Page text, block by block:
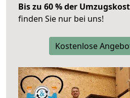
Bis zu 60 % der
finden Sie nur bei uns!
Kostenlose